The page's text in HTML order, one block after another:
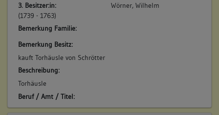
3. Besitzer:in:
(1739 - 1763)
Wörner, Wilhelm
Bemerkung Familie:
Bemerkung Besitz:
kauft Torhäusle von Schrötter
Beschreibung:
Torhäusle
Beruf / Amt / Titel:
Bäcker